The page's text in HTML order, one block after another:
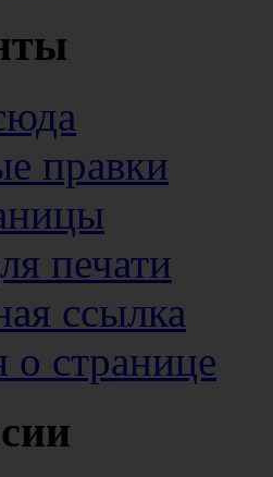
правки
печати
ссылка
о странице